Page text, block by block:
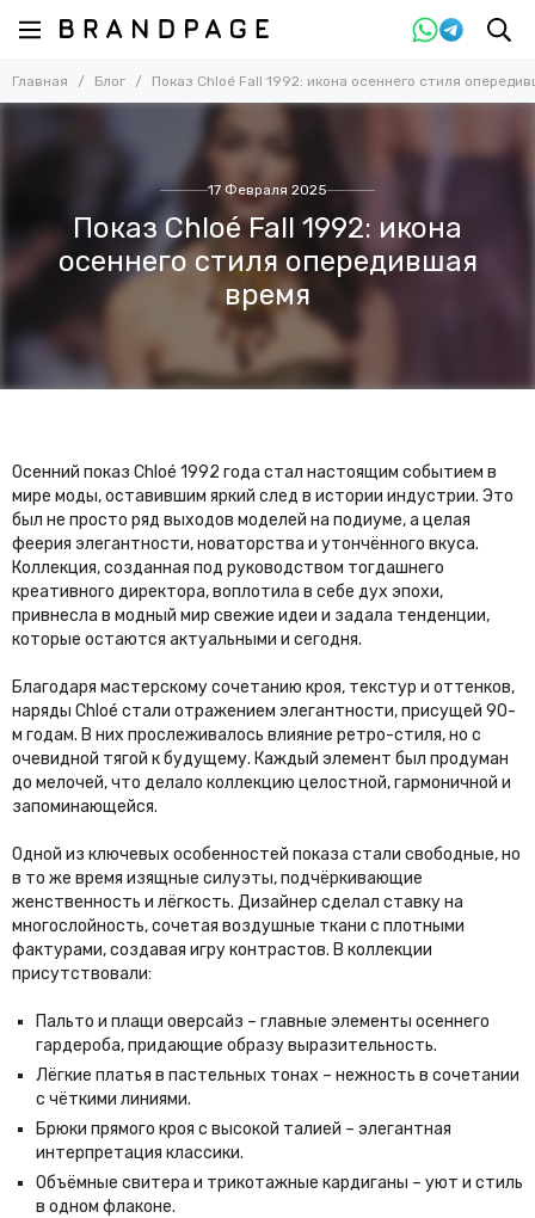
Главная Блог Показ Chloé Fall 1992: икона осеннего стиля
17 Февраля 2025
Показ Chloé Fall 1992: икона
осеннего стиля опередившая
время
Осенний показ Chloé 1992 года стал настоящим событием в
мире моды, оставившим яркий след в истории индустрии. Это
был не просто ряд выходов моделей на подиуме, а целая
феерия элегантности, новаторства и утончённого вкуса.
Коллекция, созданная под руководством тогдашнего
креативного директора, воплотила в себе дух эпохи,
привнесла в модный мир свежие идеи и задала тенденции,
которые остаются актуальными и сегодня.
Благодаря мастерскому сочетанию кроя, текстур и оттенков,
наряды Chloé стали отражением элегантности, присущей 90-
м годам. В них прослеживалось влияние ретро-стиля, но с
очевидной тягой к будущему. Каждый элемент был продуман
до мелочей, что делало коллекцию целостной, гармоничной и
запоминающейся.
Одной из ключевых особенностей показа стали свободные, но
в то же время изящные силуэты, подчёркивающие
женственность и лёгкость. Дизайнер сделал ставку на
многослойность, сочетая воздушные ткани с плотными
фактурами, создавая игру контрастов. В коллекции
присутствовали:
Пальто и плащи оверсайз – главные элементы осеннего
гардероба, придающие образу выразительность.
Лёгкие платья в пастельных тонах – нежность в сочетании
с чёткими линиями.
Брюки прямого кроя с высокой талией – элегантная
интерпретация классики.
Объёмные свитера и трикотажные кардиганы – уют и стиль
в одном флаконе.